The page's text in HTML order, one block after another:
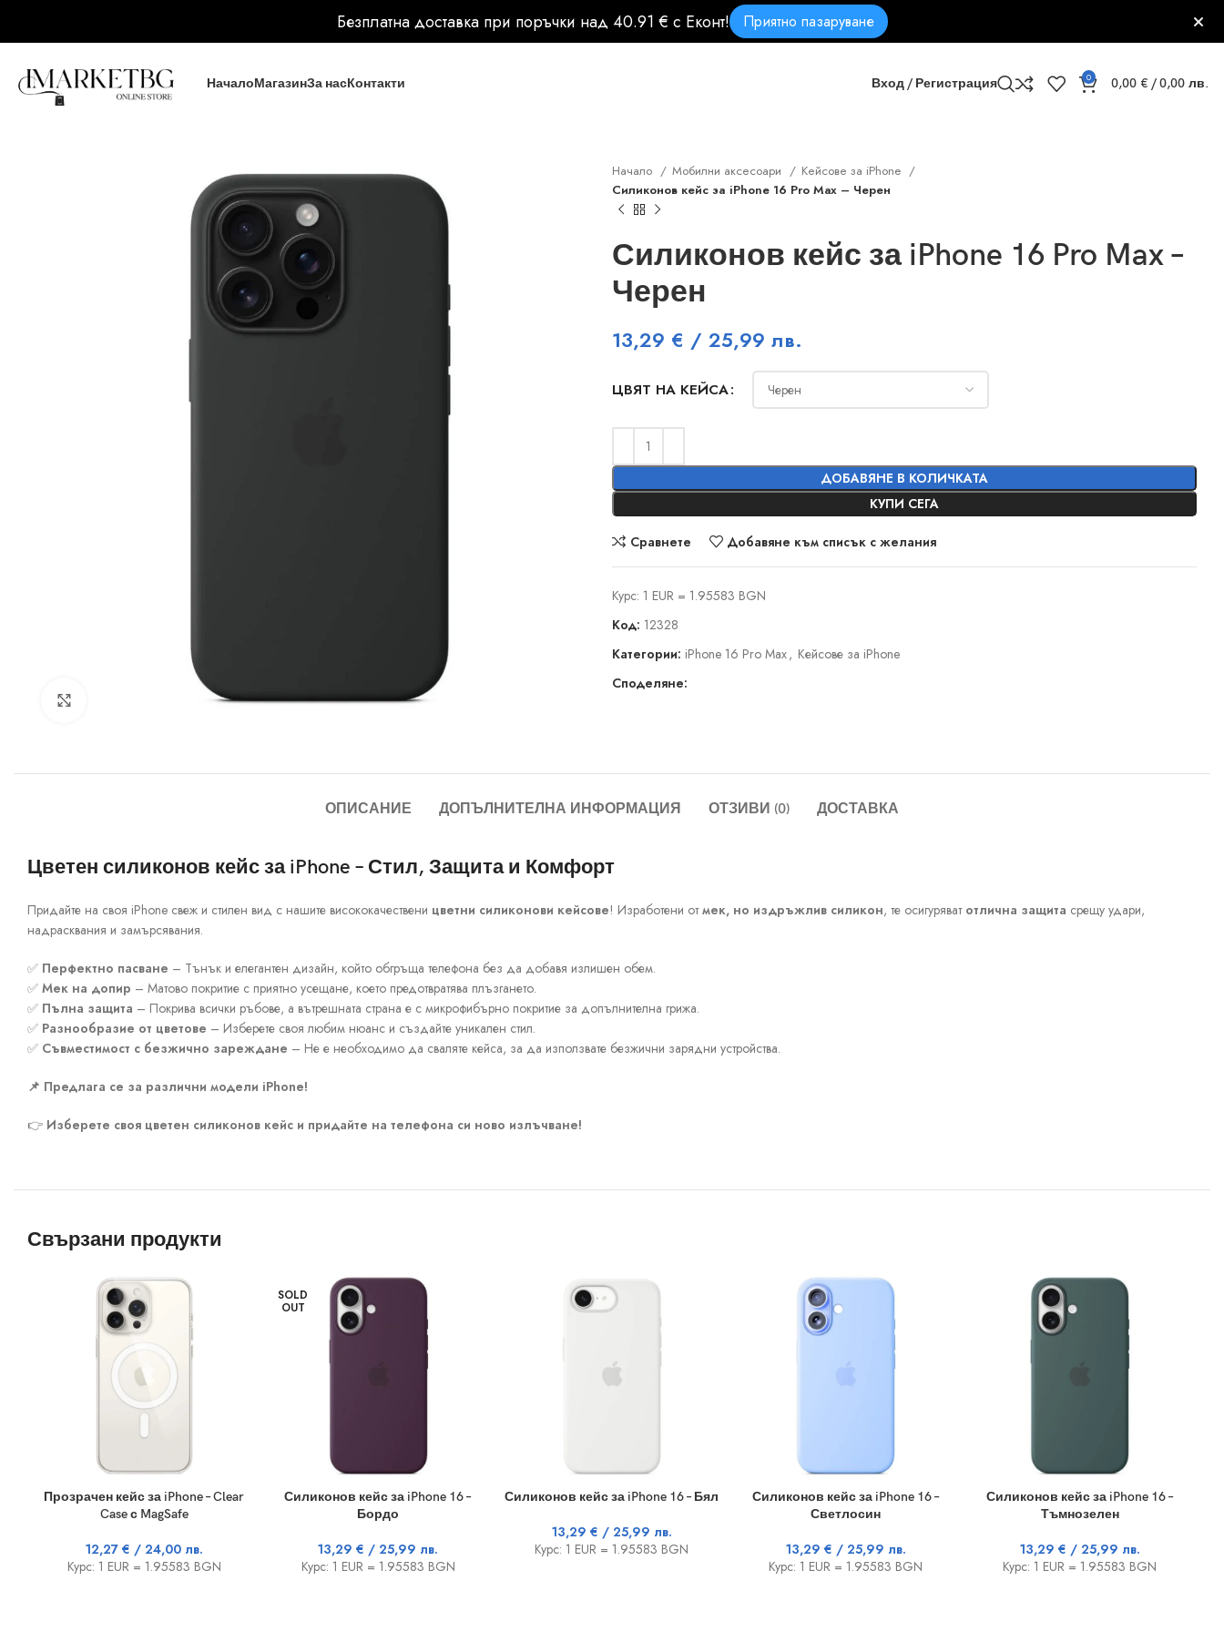
Безплатна доставка при поръчки над 40.91 € с Еконт! Приятно пазаруване
НачалоМагазинЗа насКонтакти Вход / Регистрация 0 0,00 € / 0,00 лв.
Начало Мобилни аксесоари
Кейсове за iPhone
Силиконов кейс за iPhone 16 Pro Max – Черен
Силиконов кейс за iPhone 16 Pro Max –
Черен
13,29 € / 25,99 лв.
ЦВЯТ НА КЕЙСА
ДОБАВЯНЕ В КОЛИЧКАТА
КУПИ СЕГА
Сравнете Добавяне към списък с желания
Курс: 1 EUR = 1.95583 BGN
Код: 12328
Категории: iPhone 16 Pro Max, Кейсове за iPhone
Споделяне:
ОПИСАНИЕ ДОПЪЛНИТЕЛНА ИНФОРМАЦИЯ ОТЗИВИ (0) ДОСТАВКА
Цветен силиконов кейс за iPhone – Стил, Защита и Комфорт
Придайте на своя iPhone свеж и стилен вид с нашите висококачествени цветни силиконови кейсове! Изработени отмек, но издръжлив силикон, те осигуряват отлична защита срещу удари,
надрасквания и замърсявания.
✅ Перфектно пасване – Тънък и елегантен дизайн, който обгръща телефона без да добавя излишен обем.
✅ Мек на допир – Матово покритие с приятно усещане, което предотвратява плъзгането.
✅ Пълна защита – Покрива всички ръбове, а вътрешната страна е с микрофибърно покритие за допълнителна грижа.
✅ Разнообразие от цветове – Изберете своя любим нюанс и създайте уникален стил.
✅ Съвместимост с безжично зареждане – Не е необходимо да сваляте кейса, за да използвате безжични зарядни устройства.
📌 Предлага се за различни модели iPhone!
👉 Изберете своя цветен силиконов кейс и придайте на телефона си ново излъчване!
Свързани продукти
ОПЦИИ
Прозрачен кейс за iPhone – Clear
Case с MagSafe
12,27 € / 24,00 лв.
Курс: 1 EUR = 1.95583 BGN
SOLD
OUT
ОЩЕ
Силиконов кейс за iPhone 16 –
Бордо
13,29€ / 25,99 лв.
Курс: 1 EUR = 1.95583 BGN
ДОБАВЯНЕ В КОЛИЧКАТА
Силиконов кейс за iPhone 16 – Бял
13,29 € / 25,99 лв.
Курс: 1 EUR = 1.95583 BGN
ДОБАВЯНЕ В КОЛИЧКАТА
Силиконов кейс за iPhone 16 –
Светлосин
13,29 € / 25,99 лв.
Курс: 1 EUR = 1.95583 BGN
ДОБАВЯНЕ В КОЛИЧКАТА
Силиконов кейс за iPhone 16 –
Тъмнозелен
13,29 € / 25,99 лв.
Курс: 1 EUR = 1.95583 BGN